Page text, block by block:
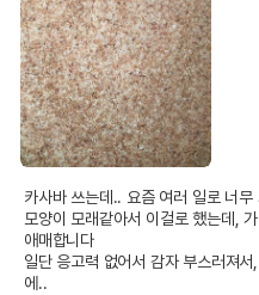
카사바 쓰는데.. 요즘 여러 일로 너
모양이 모래같아서 이걸로 했는데,
애매합니다
일단 응고력 없어서 감자 부스러져
에..